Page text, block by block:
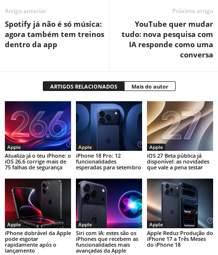
Artigo anterior
Spotify já não é só música:
agora também tem treinos
dentro da app
Próximo artigo
YouTube quer mudar
tudo: nova pesquisa com
IA responde como uma
conversa
ARTIGOS RELACIONADOS Mais do autor
Apple
Atualiza já o teu iPhone: o
iOS 26.6 corrige mais de
75 falhas de segurança
Apple
iPhone 18 Pro: 12
funcionalidades
esperadas para setembro
Apple
iOS 27 Beta pública já
disponível: as novidades
que vale a pena testar
Apple
iPhone dobrável da Apple
pode esgotar
rapidamente após o
lançamento
Apple
Siri com IA: estes são os
iPhones que recebem as
funcionalidades mais
avançadas da Apple
Apple
Apple Reduz Produção do
iPhone 17 a Três Meses
do iPhone 18